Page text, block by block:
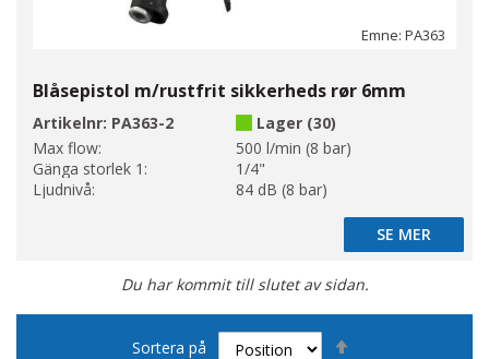
Emne: PA363
Blåsepistol m/rustfrit sikkerheds rør 6mm
Artikelnr: PA363-2
Lager (30)
Max flow:
500 l/min (8 bar)
Gänga storlek 1:
1/4"
Ljudnivå:
84 dB (8 bar)
SE MER
SE MER
Du har kommit till slutet av sidan.
Sortera på